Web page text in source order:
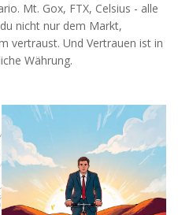
Mt. Gox, FTX, Celsius - alle
nicht nur dem Markt,
vertraust. Und Vertrauen ist in
Währung.